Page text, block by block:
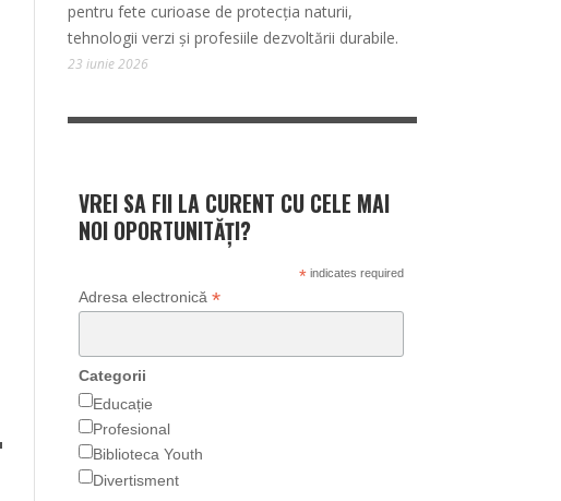
pentru fete curioase de protecția naturii,
tehnologii verzi și profesiile dezvoltării durabile.
23 iunie 2026
VREI SA FII LA CURENT CU CELE MAI
NOI OPORTUNITĂȚI?
*indicates required
Adresa electronică *
Categorii
Educație
Profesional
Biblioteca Youth
Divertisment